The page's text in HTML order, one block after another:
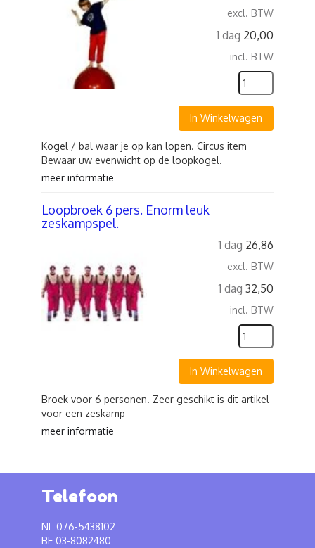
excl. BTW
1 dag 20,00
incl. BTW
In Winkelwagen
Kogel / bal waar je op kan lopen. Circus item
Bewaar uw evenwicht op de loopkogel.
meer informatie
Loopbroek 6 pers. Enorm leuk
zeskampspel.
1 dag 26,86
excl. BTW
1 dag 32,50
incl. BTW
In Winkelwagen
Broek voor 6 personen. Zeer geschikt is dit artikel
voor een zeskamp
meer informatie
Telefoon
NL 076-5438102
BE 03-8082480